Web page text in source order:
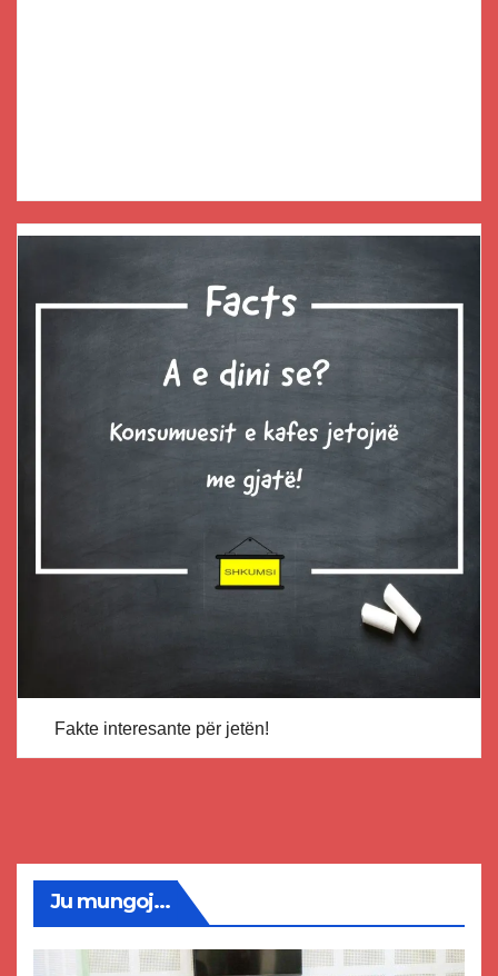
Fakte interesante për jetën!
Ju mungoj...